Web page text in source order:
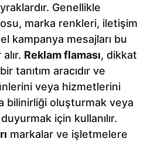
Genellikle
marka renkleri, iletişim
kampanya mesajları bu
Reklam flaması, dikkat
tanıtım aracıdır ve
veya hizmetlerini
bilinirliği oluşturmak veya
için kullanılır.
markalar ve işletmelere